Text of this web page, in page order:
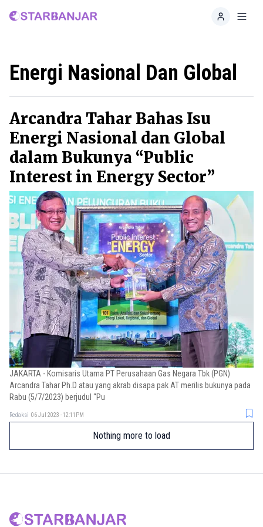
Home
Energi Nasional Dan Global
Arcandra Tahar Bahas Isu
Energi Nasional dan Global
dalam Bukunya “Public
Interest in Energy Sector”
JAKARTA - Komisaris Utama PT Perusahaan Gas Negara Tbk (PGN)
Arcandra Tahar Ph.D atau yang akrab disapa pak AT merilis bukunya pada
Rabu (5/7/2023) berjudul “Pu
Redaksi 06 Jul 2023 - 12:11PM
Nothing more to load